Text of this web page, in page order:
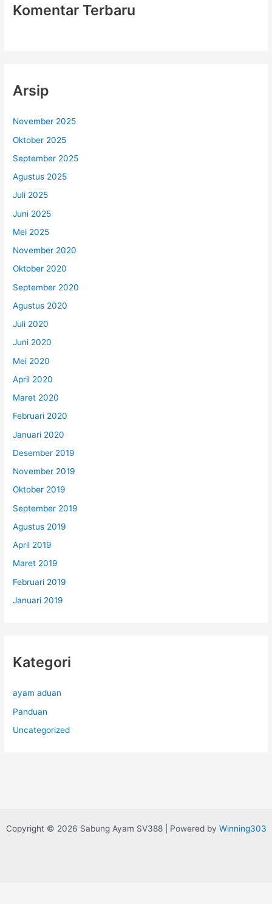
Komentar Terbaru
Arsip
November 2025
Oktober 2025
September 2025
Agustus 2025
Juli 2025
Juni 2025
Mei 2025
November 2020
Oktober 2020
September 2020
Agustus 2020
Juli 2020
Juni 2020
Mei 2020
April 2020
Maret 2020
Februari 2020
Januari 2020
Desember 2019
November 2019
Oktober 2019
September 2019
Agustus 2019
April 2019
Maret 2019
Februari 2019
Januari 2019
Kategori
ayam aduan
Panduan
Uncategorized
Copyright © 2026 Sabung Ayam SV388 | Powered by Winning303